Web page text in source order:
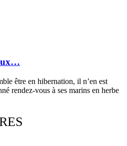
être en hibernation, il n’en est
rendez-vous à ses marins en herbe